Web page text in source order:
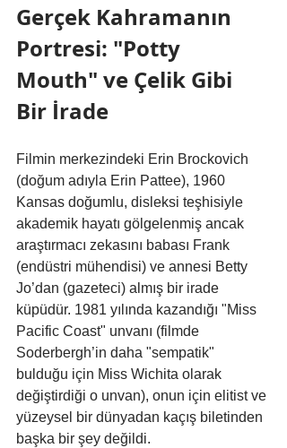
Gerçek Kahramanın
Portresi: "Potty
Mouth" ve Çelik Gibi
Bir İrade
Filmin merkezindeki Erin Brockovich
(doğum adıyla Erin Pattee), 1960
Kansas doğumlu, disleksi teşhisiyle
akademik hayatı gölgelenmiş ancak
araştırmacı zekasını babası Frank
(endüstri mühendisi) ve annesi Betty
Jo’dan (gazeteci) almış bir irade
küpüdür. 1981 yılında kazandığı "Miss
Pacific Coast" unvanı (filmde
Soderbergh’in daha "sempatik"
bulduğu için Miss Wichita olarak
değiştirdiği o unvan), onun için elitist ve
yüzeysel bir dünyadan kaçış biletinden
başka bir şey değildi.